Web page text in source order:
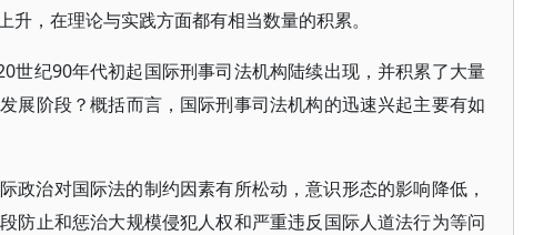
，在理论与实践方面都有相当数量的积累。
世纪90年代初起国际刑事司法机构陆续出现，并积累了大量
展阶段？概括而言，国际刑事司法机构的迅速兴起主要有如
政治对国际法的制约因素有所松动，意识形态的影响降低，
防止和惩治大规模侵犯人权和严重违反国际人道法行为等问